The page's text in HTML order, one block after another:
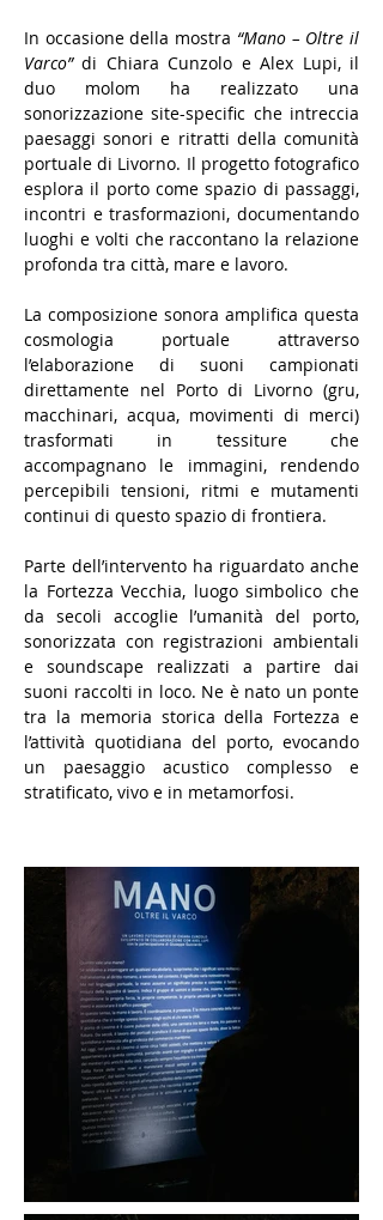
In occasione della mostra “Mano – Oltre il
Varco” di Chiara Cunzolo e Alex Lupi, il
duo molom ha realizzato una
sonorizzazione site-specific che intreccia
paesaggi sonori e ritratti della comunità
portuale di Livorno. Il progetto fotografico
esplora il porto come spazio di passaggi,
incontri e trasformazioni, documentando
luoghi e volti che raccontano la relazione
profonda tra città, mare e lavoro.
La composizione sonora amplifica questa
cosmologia portuale attraverso
l’elaborazione di suoni campionati
direttamente nel Porto di Livorno (gru,
macchinari, acqua, movimenti di merci)
trasformati in tessiture che
accompagnano le immagini, rendendo
percepibili tensioni, ritmi e mutamenti
continui di questo spazio di frontiera.
Parte dell’intervento ha riguardato anche
la Fortezza Vecchia, luogo simbolico che
da secoli accoglie l’umanità del porto,
sonorizzata con registrazioni ambientali
e soundscape realizzati a partire dai
suoni raccolti in loco. Ne è nato un ponte
tra la memoria storica della Fortezza e
l’attività quotidiana del porto, evocando
un paesaggio acustico complesso e
stratificato, vivo e in metamorfosi.